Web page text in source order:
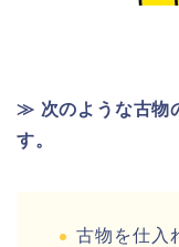
≫ 次のような古物
す。
古物を仕入